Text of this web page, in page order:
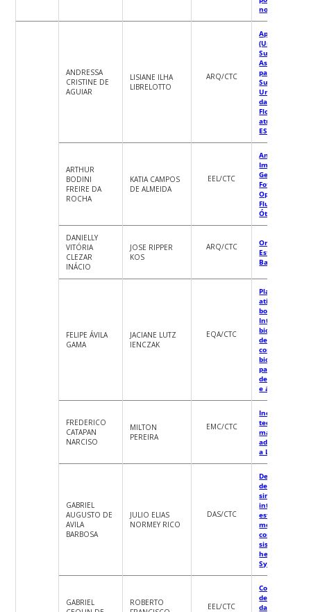
no Brasil
ANDRESSA
CRISTINE DE
AGUIAR
LISIANE ILHA
LIBRELOTTO
ARQ/CTC
Aplicativo
(Urban
Sustainability
Assessment
para Gestão da
Urbana na
da Conceição
Florianópolis
através do
ESA-Building
ARTHUR
BODINI
FREIRE DA
ROCHA
KATIA CAMPOS
DE ALMEIDA
EEL/CTC
Análise do
Impacto da
Geração
Fotovoltaica
Operação via
Fluxo de
Ótimo
DANIELLY
VITÓRIA
CLEZAR
INÁCIO
JOSE RIPPER
KOS
ARQ/CTC
Organização
Estrutura do
Banco de
FELIPE ÁVILA
GAMA
JACIANE LUTZ
IENCZAK
EQA/CTC
Plano de
atividades
bolsista do
Integração da
biomassa de
de tabaco no
conceito de
biorrefinarias
para a
de
e ácido
FREDERICO
CATAPAN
NARCISO
MILTON
PEREIRA
EMC/CTC
Inovações
tecnológicas
manufatura
aditiva de
a LASER
GABRIEL
AUGUSTO DE
AVILA
BARBOSA
JULIO ELIAS
NORMEY RICO
DAS/CTC
de ambientes
simulação
interativa
estudo de
modelagem e
controle de
sistemas
heliotérmicos
Sysquake
GABRIEL
ROBERTO
EEL/CTC
Contribuição
da próxima